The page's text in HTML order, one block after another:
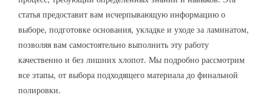
статья предоставит вам исчерпывающую информацию о
выборе, подготовке основания, укладке и уходе за ламинатом,
позволяя вам самостоятельно выполнить эту работу
качественно и без лишних хлопот. Мы подробно рассмотрим
все этапы, от выбора подходящего материала до финальной
полировки.